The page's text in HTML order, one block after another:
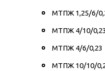
МТПЖ 1,25/6/
МТПЖ 4/10/
МТПЖ 4/6/0,23
МТПЖ 10/10/